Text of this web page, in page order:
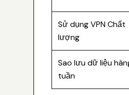
Sử dụng VPN Chất
lượng
Sao lưu dữ liệu
tuần